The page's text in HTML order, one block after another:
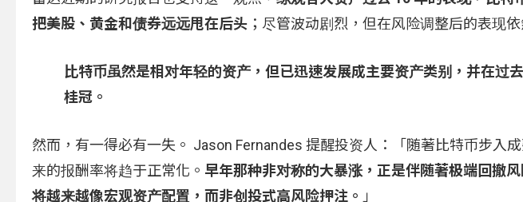
把美股、黄金和债券远远甩在后头 ；尽管波动剧烈，但在风险调整后的表现
比特币虽然是相对年轻的资产，但已迅速发展成主要资产类别，并在过
桂冠。
然而，有一得必有一失。 Jason Fernandes 提醒投资人：「随著比特币步入
来的报酬率将趋于正常化。 早年那种非对称的大暴涨，正是伴随著极端回撤
将越来越像宏观资产配置，而非创投式高风险押注。 」